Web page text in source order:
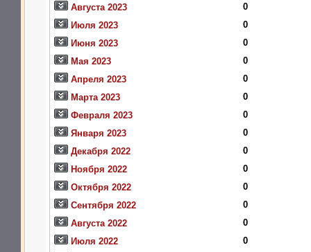
Августа 2023
0
Июля 2023
0
Июня 2023
0
Мая 2023
0
Апреля 2023
0
Марта 2023
0
Февраля 2023
0
Января 2023
0
Декабря 2022
0
Ноября 2022
0
Октября 2022
0
Сентября 2022
0
Августа 2022
0
Июля 2022
0